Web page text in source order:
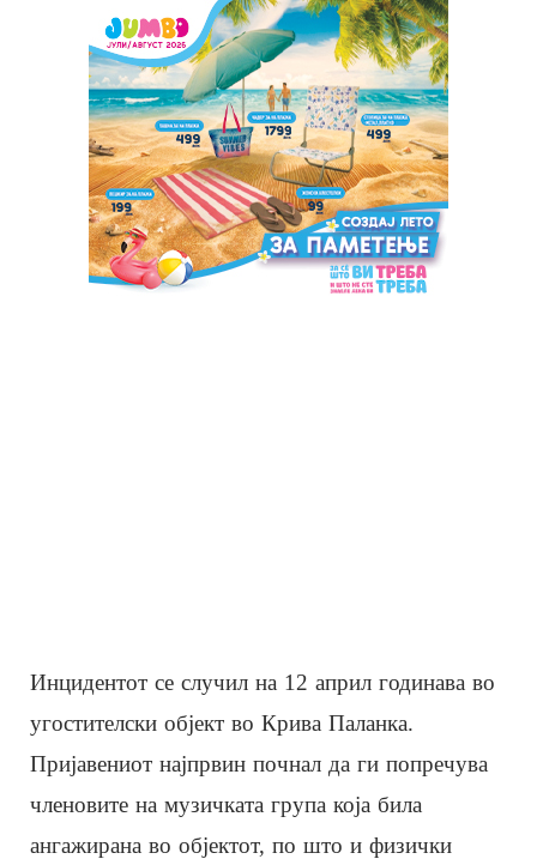
Инцидентот се случил на 12 април годинава во
угостителски објект во Крива Паланка.
Пријавениот најпрвин почнал да ги попречува
членовите на музичката група која била
ангажирана во објектот, по што и физички